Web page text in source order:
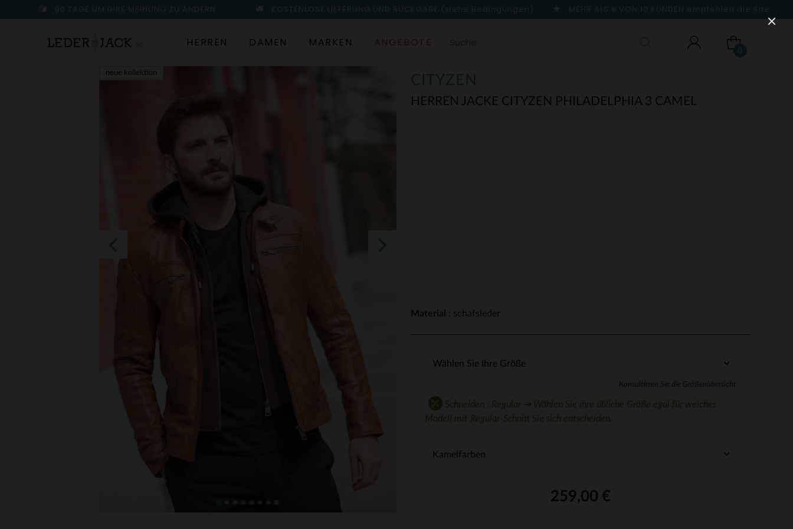
90 TAGE UM IHRE MEINUNG ZU ÄNDERN KOSTENLOSE LIEFERUNG UND RÜCKGABE (siehe Bedingungen) MEHR ALS 9 VON 10 KUNDEN empfehlen die Site
HERREN DAMEN MARKEN ANGEBOTE
0
CITYZEN
HERREN JACKE CITYZEN PHILADELPHIA 3 CAMEL
neue kollektion
Material : schafsleder
Konsultieren Sie die Größenübersicht
Schneiden : Regular ➔ Wählen Sie ihre übliche Größe egal für welches
Modell mit Regular-Schnitt Sie sich entscheiden.
259,00 €